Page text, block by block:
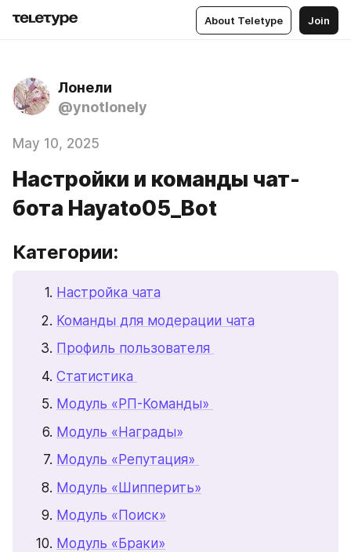
About Teletype Join
Лонели
@ynotlonely
May 10, 2025
Настройки и команды чат-
бота Hayato05_Bot
Категории:
Настройка чата
Команды для модерации чата
Профиль пользователя
Статистика
Модуль «РП-Команды»
Модуль «Награды»
Модуль «Репутация»
Модуль «Шипперить»
Модуль «Поиск»
Модуль «Браки»